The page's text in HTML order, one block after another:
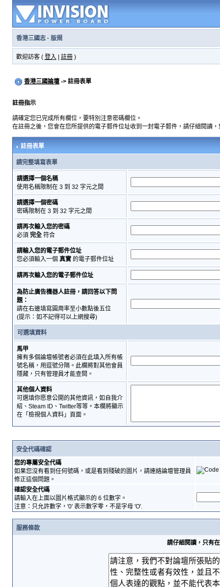
香港三國志· 版規
歡迎訪客 ( 登入 註冊)
香港三國論壇-> 註冊表單
註冊指示
請確定您已完成所有欄位，要特別注意密碼欄位。
在註冊之後，您會在您所提供的電子郵件位址收到一封電子郵件，請仔細閱讀
註冊表單
請完整填寫表單
請選擇一個名稱
使用名稱限制在 3 到 32 字元之間
請選擇一個密碼
密碼限制在 3 到 32 字元之間
請再次輸入您的密碼
必須 完全符合
請輸入您的電子郵件位址
您必須輸入一個 真實的電子郵件位址
請再次輸入您的電子郵件位址
為防止廣告機器人註冊，請回答以下問
題：
請在右邊填寫圓周率至小數點後五位
(提示：如不記得可以上網搜尋)
可選填資料
馬甲
擁有多個論壇帳號者必須在此填入所有帳
號名稱，用逗號分隔。此欄將對其他會員
隱藏，只有管理員才能查閱。
其他個人資料
可選填你愿意公開的其他資訊，如自我介
紹、Steam ID、Twitter等等。本欄將顯示
在「檢視個人資料」頁面。
安全代碼確認
您的專屬安全代碼
如果您沒有看到任何號碼，或是看到殘破的圖片，請連絡論壇管理員
修正這個問題。
確認安全代碼
請輸入在上面以圖片格式顯示的 6 位數字。
注意：只允許數字，'0' 表示數字零，不是字母 'O'.
服務條款
請仔細閱讀，只有